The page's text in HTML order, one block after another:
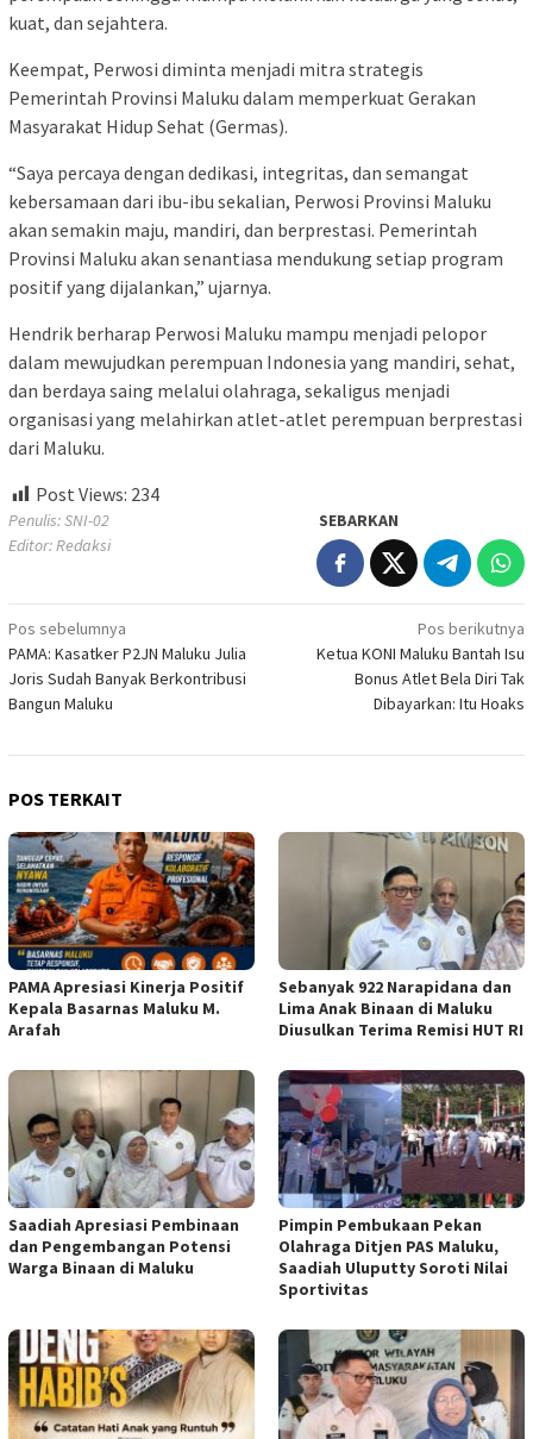
kuat, dan sejahtera.
Keempat, Perwosi diminta menjadi mitra strategis
Pemerintah Provinsi Maluku dalam memperkuat Gerakan
Masyarakat Hidup Sehat (Germas).
“Saya percaya dengan dedikasi, integritas, dan semangat
kebersamaan dari ibu-ibu sekalian, Perwosi Provinsi Maluku
akan semakin maju, mandiri, dan berprestasi. Pemerintah
Provinsi Maluku akan senantiasa mendukung setiap program
positif yang dijalankan,” ujarnya.
Hendrik berharap Perwosi Maluku mampu menjadi pelopor
dalam mewujudkan perempuan Indonesia yang mandiri, sehat,
dan berdaya saing melalui olahraga, sekaligus menjadi
organisasi yang melahirkan atlet-atlet perempuan berprestasi
dari Maluku.
Post Views: 234
Penulis: SNI-02
Editor: Redaksi
SEBARKAN
Navigasi
pos
Pos sebelumnya
PAMA: Kasatker P2JN Maluku Julia
Joris Sudah Banyak Berkontribusi
Bangun Maluku
Pos berikutnya
Ketua KONI Maluku Bantah Isu
Bonus Atlet Bela Diri Tak
Dibayarkan: Itu Hoaks
POS TERKAIT
PAMA Apresiasi Kinerja Positif
Kepala Basarnas Maluku M.
Arafah
Sebanyak 922 Narapidana dan
Lima Anak Binaan di Maluku
Diusulkan Terima Remisi HUT RI
Saadiah Apresiasi Pembinaan
dan Pengembangan Potensi
Warga Binaan di Maluku
Pimpin Pembukaan Pekan
Olahraga Ditjen PAS Maluku,
Saadiah Uluputty Soroti Nilai
Sportivitas